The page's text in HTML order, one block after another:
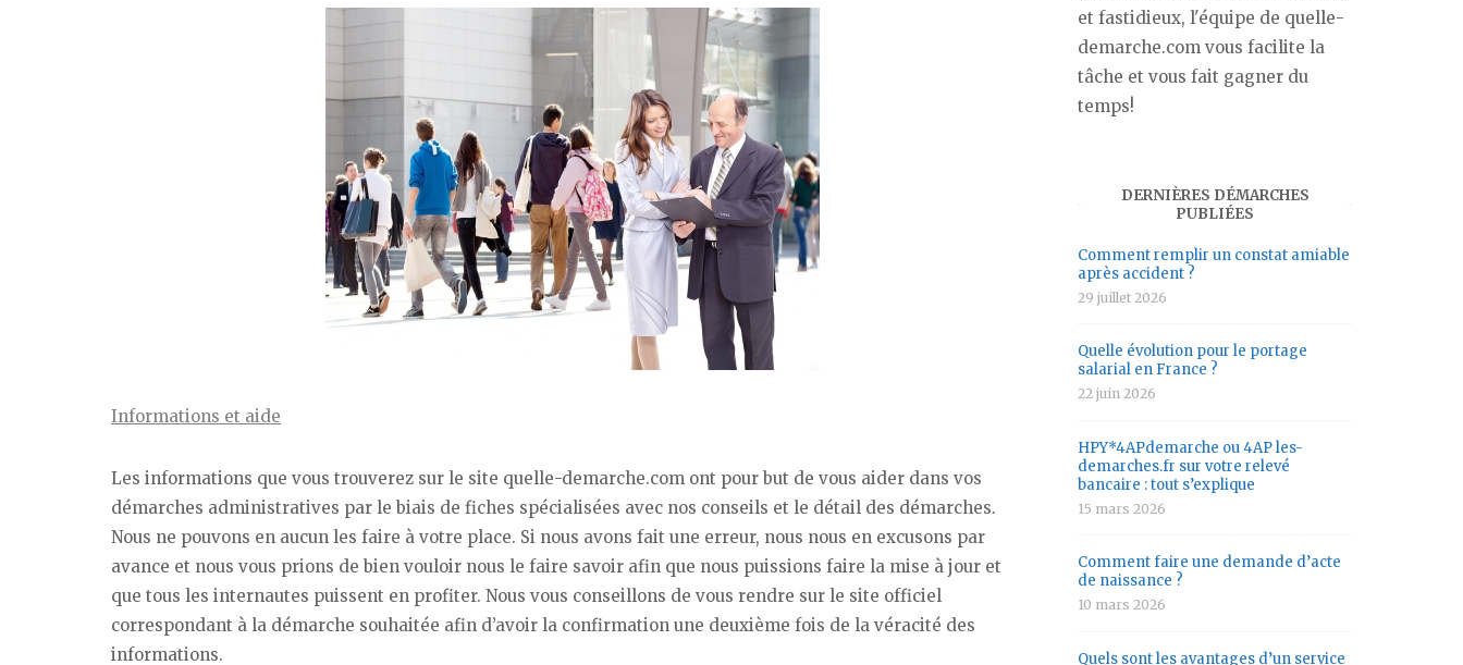
Informations et aide
Les informations que vous trouverez sur le site quelle-demarche.com ont pour but de vous aider dans vos
démarches administratives par le biais de fiches spécialisées avec nos conseils et le détail des démarches.
Nous ne pouvons en aucun les faire à votre place. Si nous avons fait une erreur, nous nous en excusons par
avance et nous vous prions de bien vouloir nous le faire savoir afin que nous puissions faire la mise à jour et
que tous les internautes puissent en profiter. Nous vous conseillons de vous rendre sur le site officiel
correspondant à la démarche souhaitée afin d’avoir la confirmation une deuxième fois de la véracité des
informations.
et fastidieux, l'équipe de quelle-
demarche.com vous facilite la
tâche et vous fait gagner du
temps!
DERNIÈRES DÉMARCHES
PUBLIÉES
Comment remplir un constat amiable
après accident ?
29 juillet 2026
Quelle évolution pour le portage
salarial en France ?
22 juin 2026
HPY*4APdemarche ou 4AP les-
demarches.fr sur votre relevé
bancaire : tout s’explique
15 mars 2026
Comment faire une demande d’acte
de naissance ?
10 mars 2026
Quels sont les avantages d’un service